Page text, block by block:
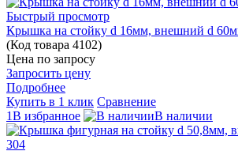
Быстрый просмотр
Крышка на стойку d 16мм, внешний d
(Код товара 4102)
Цена по запросу
Запросить цену
Подробнее
Купить в 1 клик Сравнение
1В избранное
В наличии